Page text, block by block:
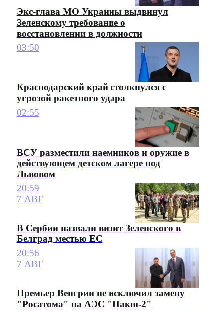
Экс-глава МО Украины выдвинул
Зеленскому требование о
восстановлении в должности
03:50
Краснодарский край столкнулся с
угрозой ракетного удара
02:55
ВСУ разместили наемников и оружие в
действующем детском лагере под
Львовом
20:59
7 АВГ
В Сербии назвали визит Зеленского в
Белград местью ЕС
20:56
7 АВГ
Премьер Венгрии не исключил замену
"Росатома" на АЭС "Пакш-2"